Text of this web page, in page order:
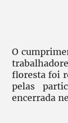
O
floresta foi
pelas
encerrada